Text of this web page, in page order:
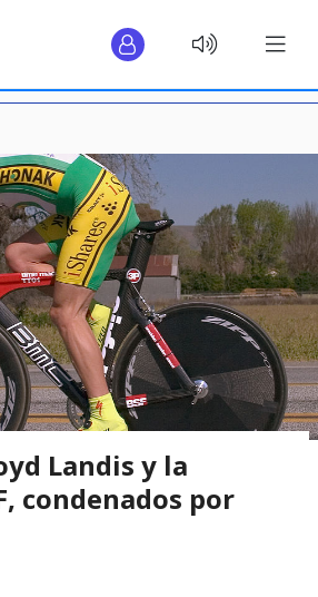
Landis y la
condenados por